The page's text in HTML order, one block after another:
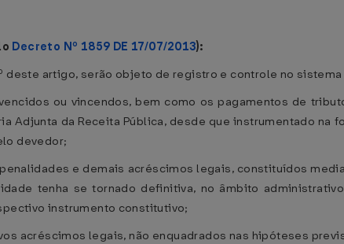
Decreto Nº 1859 DE 17/07/2013):
deste artigo, serão objeto de registro e controle no
ou vincendos, bem como os pagamentos de
Adjunta da Receita Pública, desde que instrumentado na
devedor;
e demais acréscimos legais, constituídos
tenha se tornado definitiva, no âmbito
instrumento constitutivo;
acréscimos legais, não enquadrados nas hipóteses